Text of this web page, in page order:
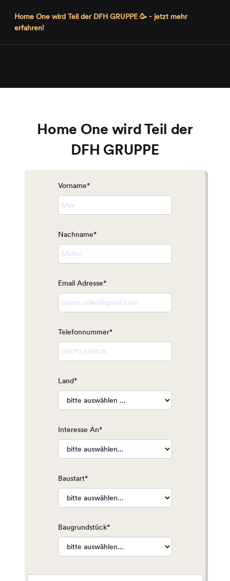
Home One wird Teil der DFH GRUPPE 🥳 - jetzt mehr
erfahren!
Home One wird Teil der
DFH GRUPPE
Vorname*
Nachname*
Email Adresse*
Telefonnummer*
Land*
Interesse An*
Baustart*
Baugrundstück*